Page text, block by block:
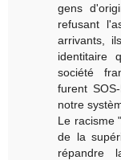
gens
refusant
arrivants,
identitaire
société
furent
notre
Le racisme
de la
répandre